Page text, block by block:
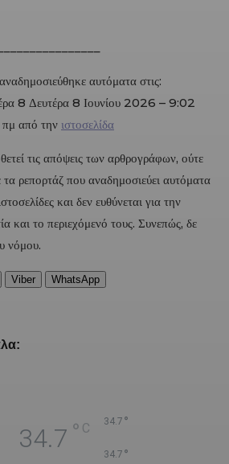
αυτόματα στις:
8 Δευτέρα 8 Ιουνίου 2026 – 9:02
από την ιστοσελίδα
τις απόψεις των αρθρογράφων, ούτε
τα ρεπορτάζ που αναδημοσιεύει αυτόματα
και δεν ευθύνεται για την
και το περιεχόμενό τους. Συνεπώς, δε
νόμου.
Viber WhatsApp
34.7 ° C 34.7 °
34.7 °